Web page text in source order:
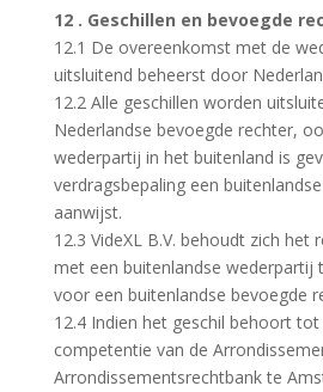
12 . Geschillen en bevoegde
12.1 De overeenkomst met de
uitsluitend beheerst door
12.2 Alle geschillen worden
Nederlandse bevoegde rechter,
wederpartij in het buitenland is
verdragsbepaling een
aanwijst.
12.3 VideXL B.V. behoudt zich het
met een buitenlandse wederpartij
voor een buitenlandse bevoegde
12.4 Indien het geschil behoort
competentie van de
Arrondissementsrechtbank te